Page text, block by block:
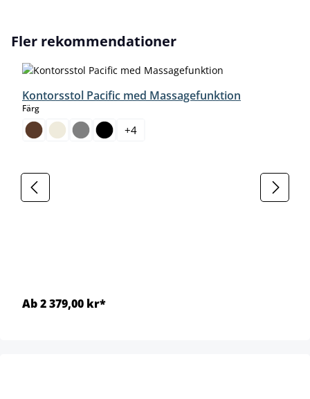
Hoppa över produktgalleri
Fler rekommendationer
Kontorsstol Pacific med Massagefunktion
Färgselect
+4
Ab 2 379,00 kr*